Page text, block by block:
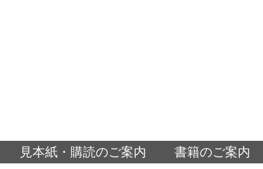
見本紙・購読のご案内 書籍のご案内